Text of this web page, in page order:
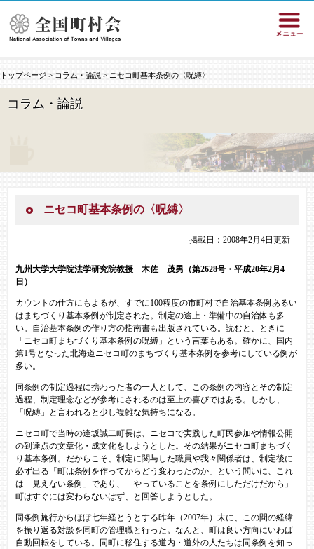
トップページ > コラム・論説 > ニセコ町基本条例の〈呪縛〉
コラム・論説
ニセコ町基本条例の〈呪縛〉
掲載日：2008年2月4日更新
九州大学大学院法学研究院教授 木佐 茂男 （第2628号・平成20年2月4
日）
カウントの仕方にもよるが、すでに100程度の市町村で自治基本条例あるい
はまちづくり基本条例が制定された。制定の途上・準備中の自治体も多
い。自治基本条例の作り方の指南書も出版されている。読むと、ときに
「ニセコ町まちづくり基本条例の呪縛」という言葉もある。確かに、国内
第1号となった北海道ニセコ町のまちづくり基本条例を参考にしている例が
多い。
同条例の制定過程に携わった者の一人として、この条例の内容とその制定
過程、制定理念などが参考にされるのは至上の喜びではある。しかし、
「呪縛」と言われると少し複雑な気持ちになる。
ニセコ町で当時の逢坂誠二町長は、ニセコで実践した町民参加や情報公開
の到達点の文章化・成文化をしようとした。その結果がニセコ町まちづく
り基本条例。だからこそ、制定に関与した職員や我々関係者は、制定後に
必ず出る「町は条例を作ってからどう変わったのか」という問いに、これ
は「見えない条例」であり、「やっていることを条例にしただけだから」
町はすぐには変わらないはず、と回答しようとした。
同条例施行からほぼ七年経とうとする昨年（2007年）末に、この間の経緯
を振り返る対談を同町の管理職と行った。なんと、町は良い方向にいわば
自動回転をしている。同町に移住する道内・道外の人たちは同条例を知っ